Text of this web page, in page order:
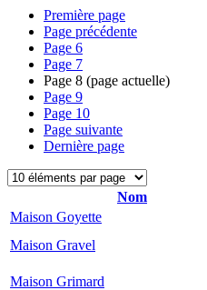
Première page
Page précédente
Page 6
Page 7
Page 8 (page actuelle)
Page 9
Page 10
Page suivante
Dernière page
Nom
Maison Goyette
Maison Gravel
Maison Grimard